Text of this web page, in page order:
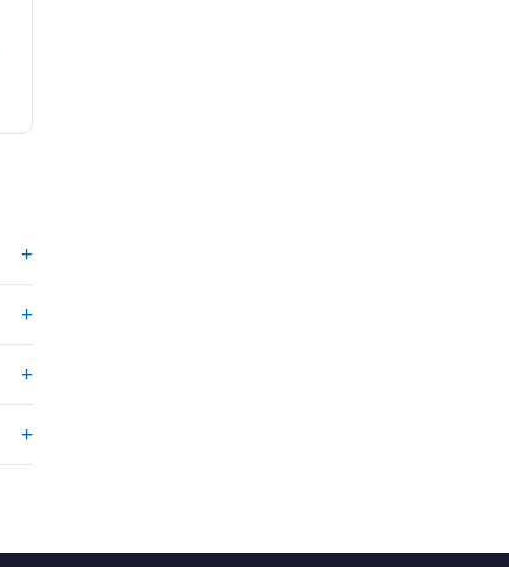
+
+
+
+